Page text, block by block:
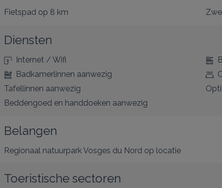
Fietspad op 8 km
Diensten
Internet / Wifi
Badkamerlinnen aanwezig
Tafellinnen aanwezig
Beddengoed en handdoeken aanwezig
Belangen
Regionaal natuurpark Vosges du Nord op locatie
Toeristische sectoren